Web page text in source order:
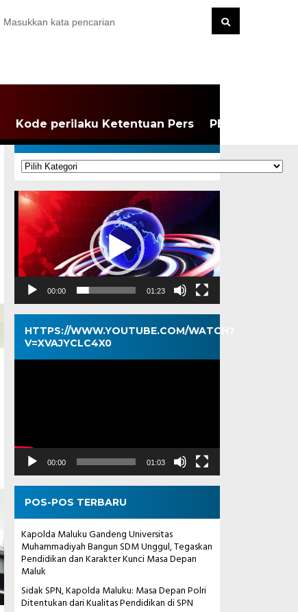
Kode perilaku Ketentuan Pers PEDOMAN
KATEGORI
Kategori
Pemutar
Video
00:00 01:23
HTTPS://WWW.YOUTUBE.COM/WATCH?
V=XVAJYCLC4X0
Pemutar
00:00 01:03
POS-POS TERBARU
Kapolda Maluku Gandeng Universitas
Muhammadiyah Bangun SDM Unggul, Tegaskan
Pendidikan dan Karakter Kunci Masa Depan
Maluk
Sidak SPN, Kapolda Maluku: Masa Depan Polri
Ditentukan dari Kualitas Pendidikan di SPN